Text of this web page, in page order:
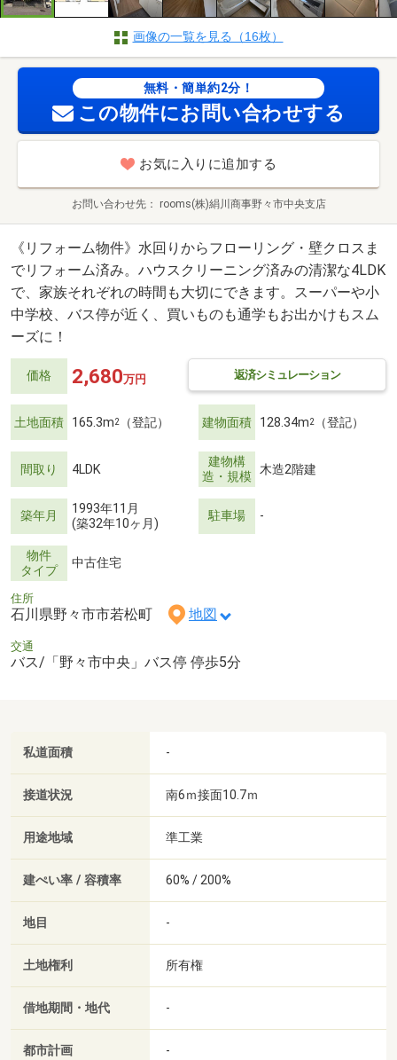
画像の一覧を見る（16枚）
無料・簡単約2分！
この物件にお問い合わせする
お気に入りに追加する
お問い合わせ先 rooms(株)絹川商事野々市中央支店
《リフォーム物件》水回りからフローリング・壁クロスま
でリフォーム済み。ハウスクリーニング済みの清潔な4LDK
で、家族それぞれの時間も大切にできます。スーパーや小
中学校、バス停が近く、買いものも通学もお出かけもスム
ーズに！
価格 返済シミュレーション
2,680万円
土地面積 165.3m2 （登記） 建物面積 128.34m2 （登記）
間取り 4LDK
建物構
造・規模 木造2階建
築年月
1993年11月
(築32年10ヶ月)
駐車場 -
物件
タイプ
中古住宅
住所
石川県野々市市若松町 地図
交通
バス/「野々市中央」バス停 停歩5分
私道面積 -
接道状況 南6ｍ接面10.7ｍ
用途地域 準工業
建ぺい率 / 容積率 60% / 200%
地目 -
土地権利 所有権
借地期間・地代 -
都市計画 -